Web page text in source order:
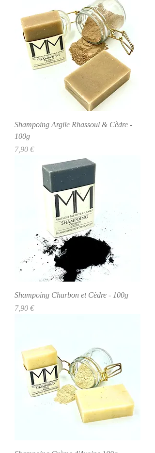
Shampoing Argile Rhassoul & Cèdre -
100g
Precio
7,90 €
Shampoing Charbon et Cèdre - 100g
Precio
7,90 €